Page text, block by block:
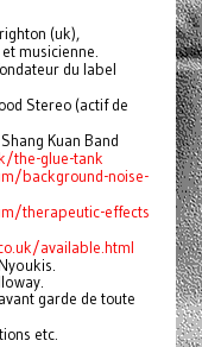
(uk),
musicienne.
du label
Stereo (actif de
Kuan Band
the-glue-tank
background-noise-
therapeutic-effects
available.html
garde de toute
etc.